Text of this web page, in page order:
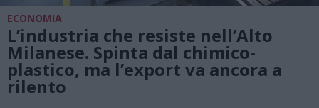
ECONOMIA
L’industria che resiste nell’Alto
Milanese. Spinta dal chimico-
plastico, ma l’export va ancora a
rilento